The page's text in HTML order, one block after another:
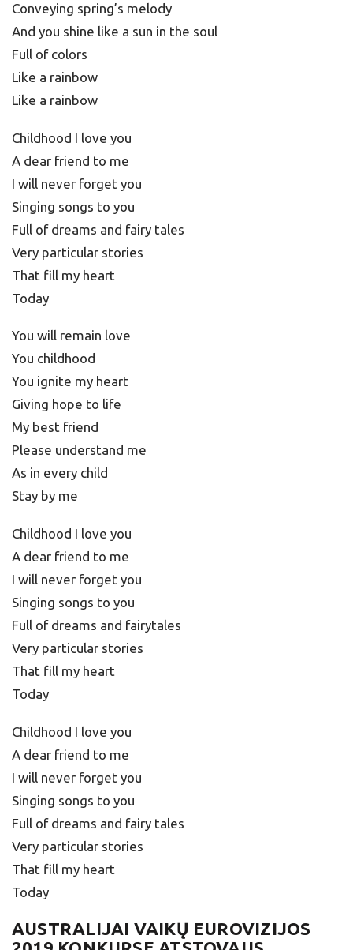
Conveying spring’s melody
And you shine like a sun in the soul
Full of colors
Like a rainbow
Like a rainbow
Childhood I love you
A dear friend to me
I will never forget you
Singing songs to you
Full of dreams and fairy tales
Very particular stories
That fill my heart
Today
You will remain love
You childhood
You ignite my heart
Giving hope to life
My best friend
Please understand me
As in every child
Stay by me
Childhood I love you
A dear friend to me
I will never forget you
Singing songs to you
Full of dreams and fairytales
Very particular stories
That fill my heart
Today
Childhood I love you
A dear friend to me
I will never forget you
Singing songs to you
Full of dreams and fairy tales
Very particular stories
That fill my heart
Today
AUSTRALIJAI VAIKŲ EUROVIZIJOS